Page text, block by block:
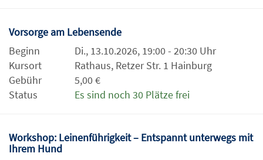
Vorsorge am Lebensende
Beginn
Di., 13.10.2026, 19:00 - 20:30 Uhr
Kursort
Rathaus, Retzer Str. 1 Hainburg
Gebühr
5,00 €
Status
Es sind noch 30 Plätze frei
Workshop: Leinenführigkeit – Entspannt unterwegs mit
Ihrem Hund